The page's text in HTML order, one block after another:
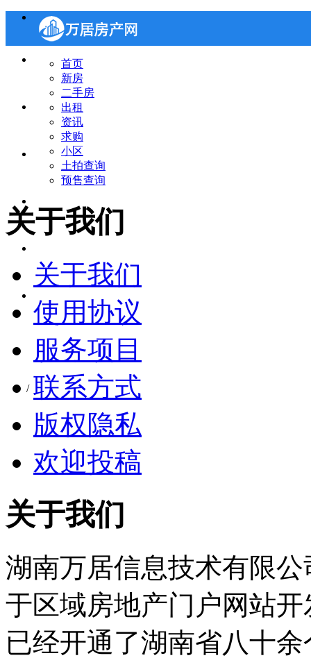
新房
二手房
出租
服务热线：400-0731-079 转 99
登录 / 注册
首页
新房
二手房
出租
资讯
求购
小区
土拍查询
预售查询
关于我们
关于我们
使用协议
服务项目
联系方式
版权隐私
欢迎投稿
关于我们
湖南万居信息技术有限
于区域房地产门户网站
已经开通了湖南省八十